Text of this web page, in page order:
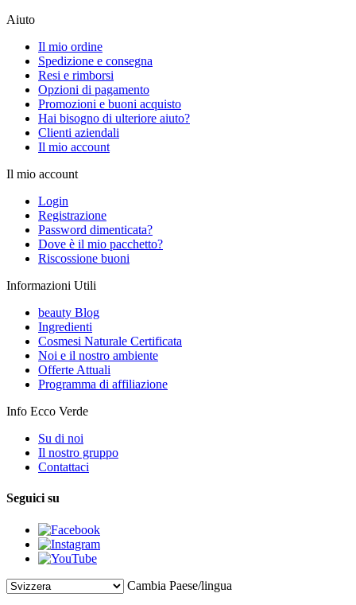
Aiuto
Il mio ordine
Spedizione e consegna
Resi e rimborsi
Opzioni di pagamento
Promozioni e buoni acquisto
Hai bisogno di ulteriore aiuto?
Clienti aziendali
Il mio account
Il mio account
Login
Registrazione
Password dimenticata?
Dove è il mio pacchetto?
Riscossione buoni
Informazioni Utili
beauty Blog
Ingredienti
Cosmesi Naturale Certificata
Noi e il nostro ambiente
Offerte Attuali
Programma di affiliazione
Info Ecco Verde
Su di noi
Il nostro gruppo
Contattaci
Seguici su
Cambia Paese/lingua